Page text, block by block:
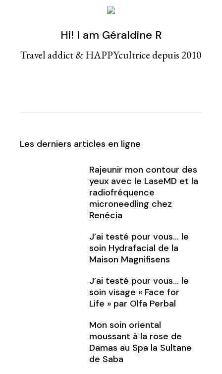
Hi! I am Géraldine R
Travel addict & HAPPYcultrice depuis 2010
Les derniers articles en ligne
Rajeunir mon contour des
yeux avec le LaseMD et la
radiofréquence
microneedling chez
Renécia
J’ai testé pour vous… le
soin Hydrafacial de la
Maison Magnifisens
J’ai testé pour vous… le
soin visage « Face for
Life » par Olfa Perbal
Mon soin oriental
moussant à la rose de
Damas au Spa la Sultane
de Saba